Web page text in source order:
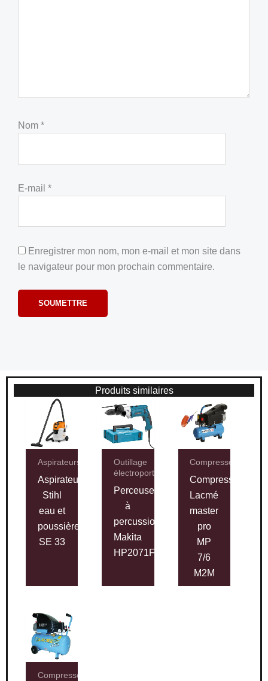
Nom *
E-mail *
Enregistrer mon nom, mon e-mail et mon site dans
le navigateur pour mon prochain commentaire.
Produits similaires
Aspirateurs
Aspirateur
Stihl
eau et
poussières
SE 33
Outillage
électroportatif
Perceuse
à
percussion
Makita
HP2071FJ
Compresseurs
Compresseur
Lacmé
master
pro
MP
7/6
M2M
Compresseurs